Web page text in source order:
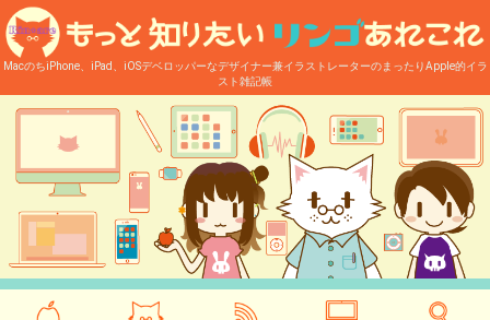
MacのちiPhone、iPad、iOSデベロッパーなデザイナー兼イラストレーターのまったりApple的イラ
スト雑記帳